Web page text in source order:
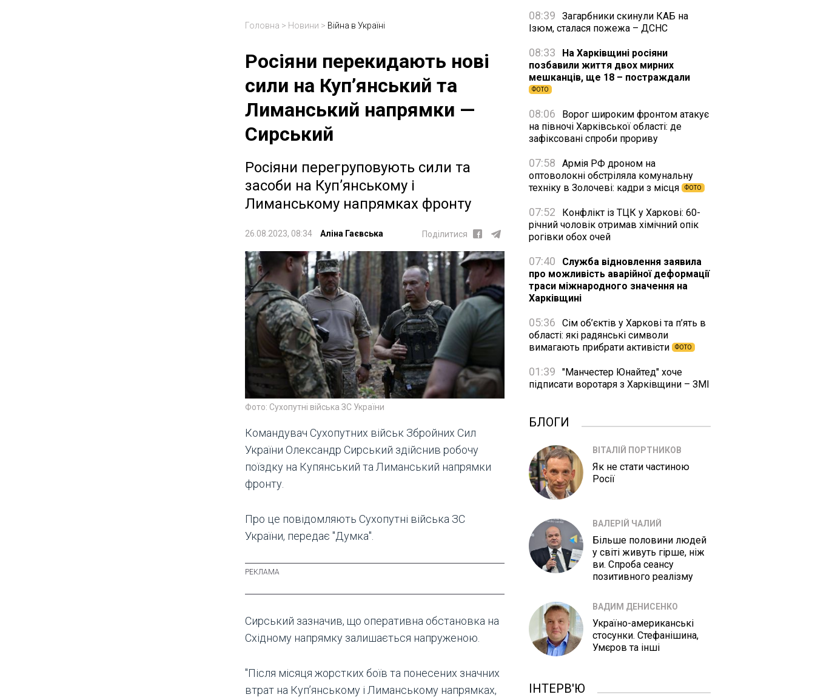
Головна > Новини > Війна в Україні
Росіяни перекидають нові
сили на Куп’янський та
Лиманський напрямки —
Сирський
Росіяни перегруповують сили та
засоби на Куп’янському і
Лиманському напрямках фронту
26.08.2023, 08:34 Аліна Гаєвська Поділитися
Фото: Сухопутні війська ЗС України
Командувач Сухопутних військ Збройних Сил
України Олександр Сирський здійснив робочу
поїздку на Купянський та Лиманський напрямки
фронту.
Про це повідомляють Сухопутні війська ЗС
України, передає "Думка".
Сирський зазначив, що оперативна обстановка на
Східному напрямку залишається напруженою.
"Після місяця жорстких боїв та понесених значних
втрат на Куп’янському і Лиманському напрямках,
08:39
Загарбники скинули КАБ на
Ізюм, сталася пожежа – ДСНС
08:33
На Харківщині росіяни
позбавили життя двох мирних
мешканців, ще 18 – постраждали
ФОТО
08:06
Ворог широким фронтом атакує
на півночі Харківської області: де
зафіксовані спроби прориву
07:58
Армія РФ дроном на
оптоволокні обстріляла комунальну
техніку в Золочеві: кадри з місця
ФОТО
07:52
Конфлікт із ТЦК у Харкові: 60-
річний чоловік отримав хімічний опік
рогівки обох очей
07:40
Служба відновлення заявила
про можливість аварійної деформації
траси міжнародного значення на
Харківщині
05:36
Сім об’єктів у Харкові та п’ять в
області: які радянські символи
вимагають прибрати активісти
ФОТО
01:39
"Манчестер Юнайтед" хоче
підписати воротаря з Харківщини – ЗМІ
БЛОГИ
ВІТАЛІЙ ПОРТНИКОВ
Як не стати частиною
Росії
ВАЛЕРІЙ ЧАЛИЙ
Більше половини людей
у світі живуть гірше, ніж
ви. Спроба сеансу
позитивного реалізму
ВАДИМ ДЕНИСЕНКО
Україно-американські
стосунки. Стефанішина,
Умєров та інші
ІНТЕРВ'Ю